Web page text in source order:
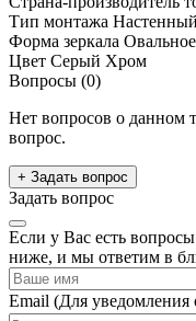
Тип монтажа Настенный
Форма зеркала Овальное
Цвет Серый Хром
Вопросы (0)
Нет вопросов о данном
вопрос.
+ Задать вопрос
Задать вопрос
Если у Вас есть
ниже, и мы ответим в
Email (Для уведомления